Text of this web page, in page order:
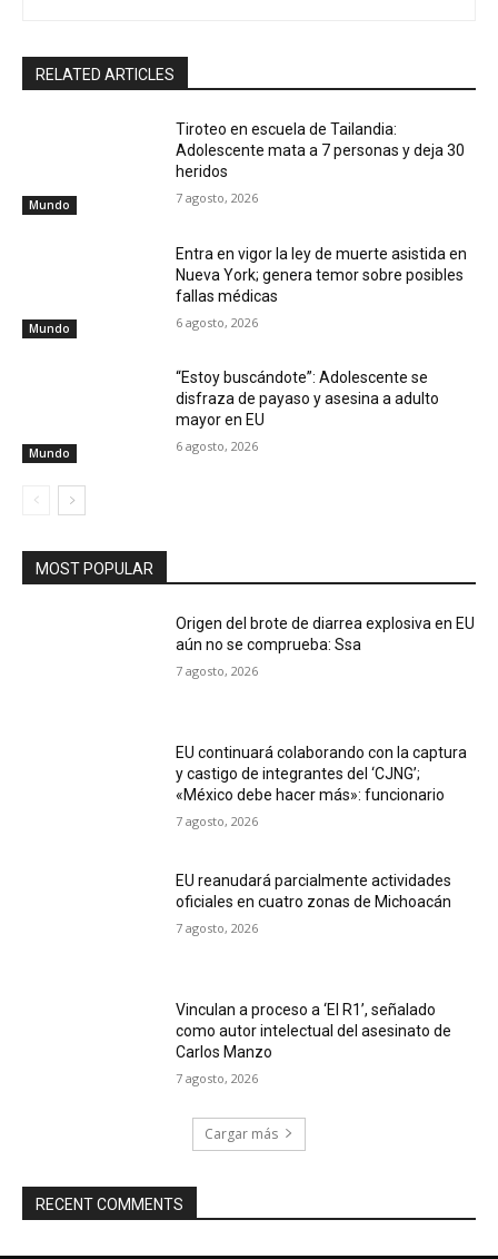
RELATED ARTICLES
Mundo
Tiroteo en escuela de Tailandia:
Adolescente mata a 7 personas y deja 30
heridos
7 agosto, 2026
Mundo
Entra en vigor la ley de muerte asistida en
Nueva York; genera temor sobre posibles
fallas médicas
6 agosto, 2026
Mundo
“Estoy buscándote”: Adolescente se
disfraza de payaso y asesina a adulto
mayor en EU
6 agosto, 2026
MOST POPULAR
Origen del brote de diarrea explosiva en EU
aún no se comprueba: Ssa
7 agosto, 2026
EU continuará colaborando con la captura
y castigo de integrantes del ‘CJNG’;
«México debe hacer más»: funcionario
7 agosto, 2026
EU reanudará parcialmente actividades
oficiales en cuatro zonas de Michoacán
7 agosto, 2026
Vinculan a proceso a ‘El R1’, señalado
como autor intelectual del asesinato de
Carlos Manzo
7 agosto, 2026
Cargar más
RECENT COMMENTS